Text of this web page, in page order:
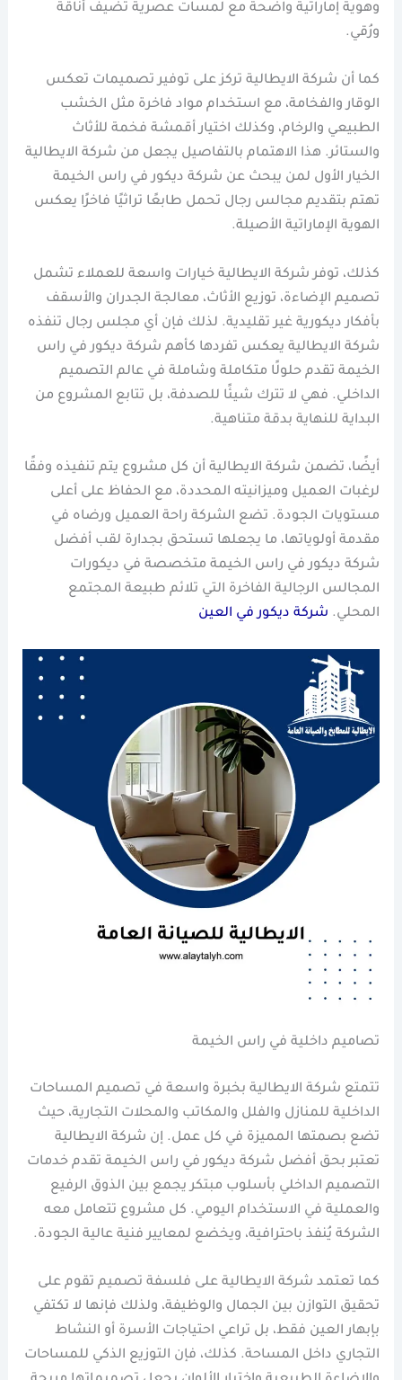
وهوية إماراتية واضحة مع لمسات عصرية تضيف أناقة
ورُقي.
كما أن شركة الايطالية تركز على توفير تصميمات تعكس
الوقار والفخامة، مع استخدام مواد فاخرة مثل الخشب
الطبيعي والرخام، وكذلك اختيار أقمشة فخمة للأثاث
والستائر. هذا الاهتمام بالتفاصيل يجعل من شركة الايطالية
الخيار الأول لمن يبحث عن شركة ديكور في راس الخيمة
تهتم بتقديم مجالس رجال تحمل طابعًا تراثيًا فاخرًا يعكس
الهوية الإماراتية الأصيلة.
كذلك، توفر شركة الايطالية خيارات واسعة للعملاء تشمل
تصميم الإضاءة، توزيع الأثاث، معالجة الجدران والأسقف
بأفكار ديكورية غير تقليدية. لذلك فإن أي مجلس رجال تنفذه
شركة الايطالية يعكس تفردها كأهم شركة ديكور في راس
الخيمة تقدم حلولًا متكاملة وشاملة في عالم التصميم
الداخلي. فهي لا تترك شيئًا للصدفة، بل تتابع المشروع من
البداية للنهاية بدقة متناهية.
أيضًا، تضمن شركة الايطالية أن كل مشروع يتم تنفيذه وفقًا
لرغبات العميل وميزانيته المحددة، مع الحفاظ على أعلى
مستويات الجودة. تضع الشركة راحة العميل ورضاه في
مقدمة أولوياتها، ما يجعلها تستحق بجدارة لقب أفضل
شركة ديكور في راس الخيمة متخصصة في ديكورات
المجالس الرجالية الفاخرة التي تلائم طبيعة المجتمع
المحلي. شركة ديكور في العين
تصاميم داخلية في راس الخيمة
تتمتع شركة الايطالية بخبرة واسعة في تصميم المساحات
الداخلية للمنازل والفلل والمكاتب والمحلات التجارية، حيث
تضع بصمتها المميزة في كل عمل. إن شركة الايطالية
تعتبر بحق أفضل شركة ديكور في راس الخيمة تقدم خدمات
التصميم الداخلي بأسلوب مبتكر يجمع بين الذوق الرفيع
والعملية في الاستخدام اليومي. كل مشروع تتعامل معه
الشركة يُنفذ باحترافية، ويخضع لمعايير فنية عالية الجودة.
كما تعتمد شركة الايطالية على فلسفة تصميم تقوم على
تحقيق التوازن بين الجمال والوظيفة، ولذلك فإنها لا تكتفي
بإبهار العين فقط، بل تراعي احتياجات الأسرة أو النشاط
التجاري داخل المساحة. كذلك، فإن التوزيع الذكي للمساحات